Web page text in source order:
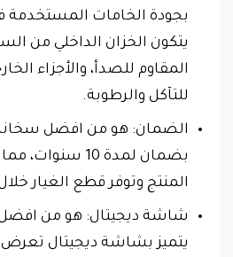
بجودة الخامات المستخدمة
يتكون الخزان الداخلي من
المقاوم للصدأ، والأجزاء
للتآكل والرطوبة.
الضمان: هو من افضل
بضمان لمدة 10
المنتج وتوفر قطع الغيار
شاشة ديجيتال: هو من
يتميز بشاشة ديجيتال تعرض